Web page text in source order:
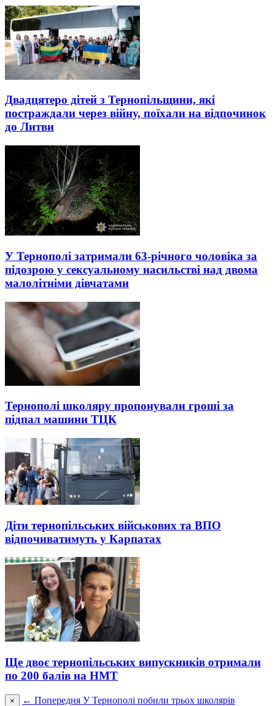
Двадцятеро дітей з Тернопільщини, які
постраждали через війну, поїхали на відпочинок
до Литви
У Тернополі затримали 63-річного чоловіка за
підозрою у сексуальному насильстві над двома
малолітніми дівчатами
Тернополі школяру пропонували гроші за
підпал машини ТЦК
Діти тернопільських військових та ВПО
відпочиватимуть у Карпатах
Ще двоє тернопільських випускників отримали
по 200 балів на НМТ
× ← Попередня У Тернополі побили трьох школярів